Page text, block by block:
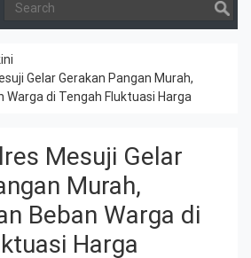
Gelar Gerakan Pangan Murah,
Warga di Tengah Fluktuasi Harga
Mesuji Gelar
Murah,
Beban Warga di
Harga